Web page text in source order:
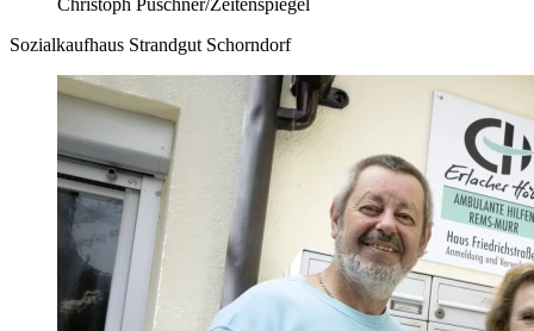
Christoph Püschner/Zeitenspiegel
Sozialkaufhaus Strandgut Schorndorf